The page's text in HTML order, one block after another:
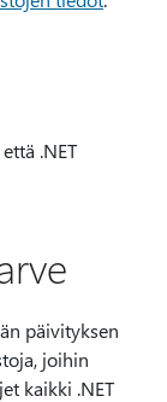
.NET
päivityksen
joihin
kaikki .NET